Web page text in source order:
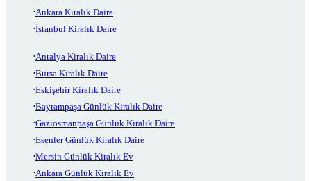
Ankara Kiralık Daire
İstanbul Kiralık Daire
Antalya Kiralık Daire
Bursa Kiralık Daire
Eskişehir Kiralık Daire
Bayrampaşa Günlük Kiralık Daire
Gaziosmanpaşa Günlük Kiralık Daire
Esenler Günlük Kiralık Daire
Mersin Günlük Kiralık Ev
Ankara Günlük Kiralık Ev